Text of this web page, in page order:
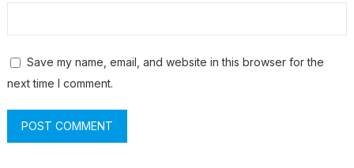
Save my name, email, and website in this browser for the
next time I comment.